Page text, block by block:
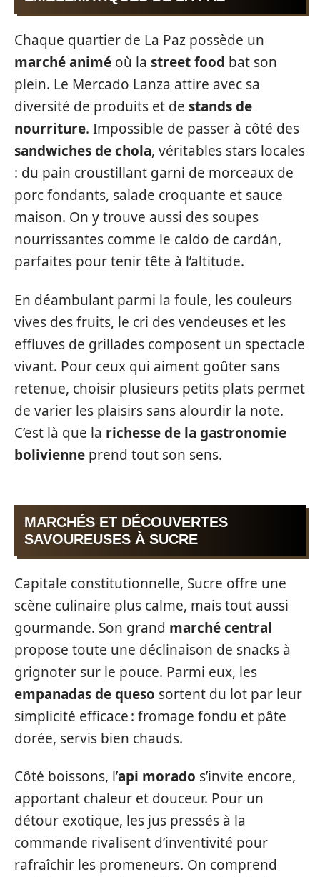
Chaque quartier de La Paz possède un
marché animé où la street food bat son
plein. Le Mercado Lanza attire avec sa
diversité de produits et de stands de
nourriture. Impossible de passer à côté des
sandwiches de chola, véritables stars locales
: du pain croustillant garni de morceaux de
porc fondants, salade croquante et sauce
maison. On y trouve aussi des soupes
nourrissantes comme le caldo de cardán,
parfaites pour tenir tête à l’altitude.
En déambulant parmi la foule, les couleurs
vives des fruits, le cri des vendeuses et les
effluves de grillades composent un spectacle
vivant. Pour ceux qui aiment goûter sans
retenue, choisir plusieurs petits plats permet
de varier les plaisirs sans alourdir la note.
C’est là que la richesse de la gastronomie
bolivienne prend tout son sens.
MARCHÉS ET DÉCOUVERTES
SAVOUREUSES À SUCRE
Capitale constitutionnelle, Sucre offre une
scène culinaire plus calme, mais tout aussi
gourmande. Son grand marché central
propose toute une déclinaison de snacks à
grignoter sur le pouce. Parmi eux, les
empanadas de queso sortent du lot par leur
simplicité efficace : fromage fondu et pâte
dorée, servis bien chauds.
Côté boissons, l’api morado s’invite encore,
apportant chaleur et douceur. Pour un
détour exotique, les jus pressés à la
commande rivalisent d’inventivité pour
rafraîchir les promeneurs. On comprend